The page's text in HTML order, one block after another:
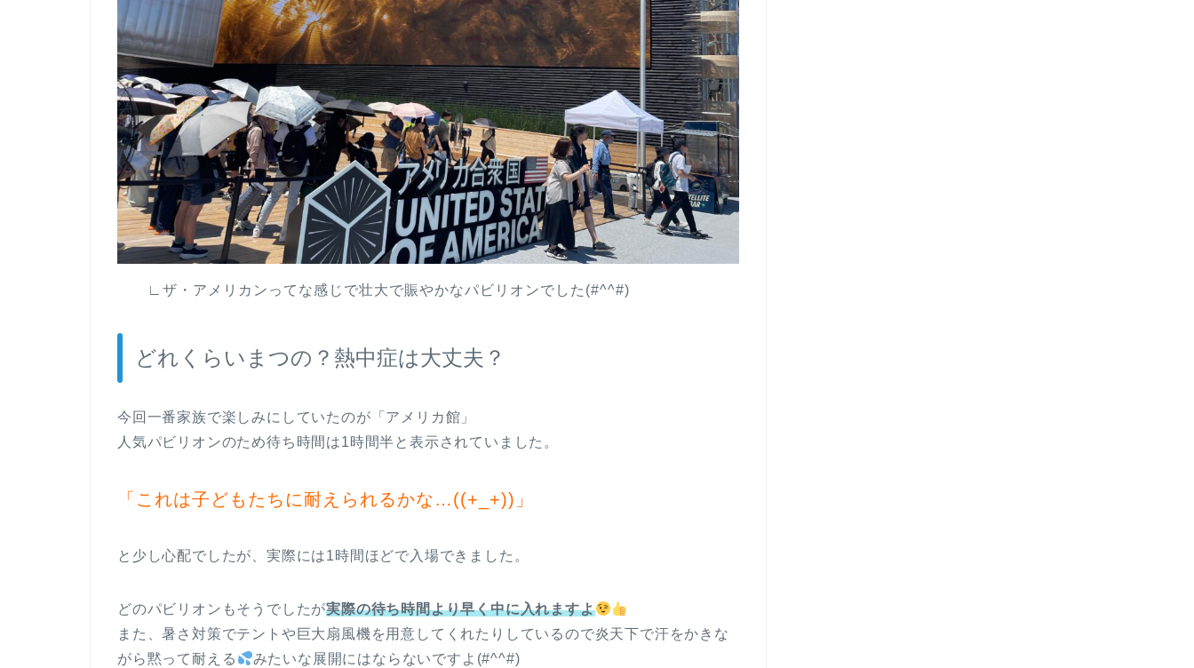
∟ザ・アメリカンってな感じで壮大で賑やかなパビリオンでした(#^^#)
どれくらいまつの？熱中症は大丈夫？
今回一番家族で楽しみにしていたのが「アメリカ館」
人気パビリオンのため待ち時間は1時間半と表示されていました。
「これは子どもたちに耐えられるかな…((+_+))」
と少し心配でしたが、実際には1時間ほどで入場できました。
どのパビリオンもそうでしたが実際の待ち時間より早く中に入れますよ
また、暑さ対策でテントや巨大扇風機を用意してくれたりしているので炎天下で汗をかきな
がら黙って耐える
みたいな展開にはならないですよ(#^^#)